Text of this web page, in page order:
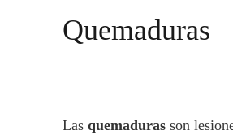
Quemaduras
Las quemaduras son